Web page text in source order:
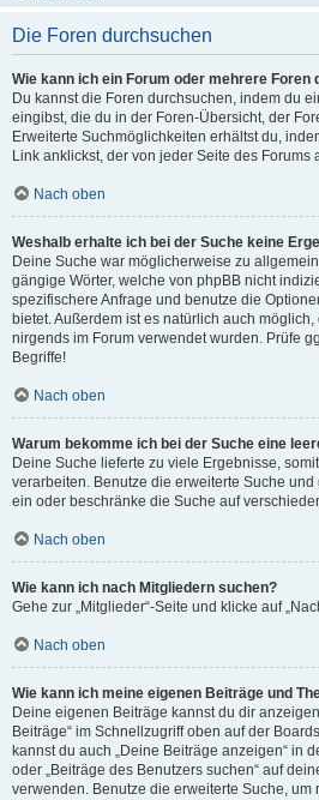
Die Foren durchsuchen
Wie kann ich ein Forum oder mehrere Foren
Du kannst die Foren durchsuchen, indem du
eingibst, die du in der Foren-Übersicht, der
Erweiterte Suchmöglichkeiten erhältst du,
Link anklickst, der von jeder Seite des Forums
Nach oben
Weshalb erhalte ich bei der Suche keine
Deine Suche war möglicherweise zu
gängige Wörter, welche von phpBB nicht
spezifischere Anfrage und benutze die
bietet. Außerdem ist es natürlich auch
nirgends im Forum verwendet wurden. Prüfe
Begriffe!
Nach oben
Warum bekomme ich bei der Suche eine
Deine Suche lieferte zu viele Ergebnisse,
verarbeiten. Benutze die erweiterte Suche
ein oder beschränke die Suche auf
Nach oben
Wie kann ich nach Mitgliedern suchen?
Gehe zur „Mitglieder“-Seite und klicke auf
Nach oben
Wie kann ich meine eigenen Beiträge und
Deine eigenen Beiträge kannst du dir
Beiträge“ im Schnellzugriff oben auf der
kannst du auch „Deine Beiträge anzeigen“ in
oder „Beiträge des Benutzers suchen“ auf
verwenden. Benutze die erweiterte Suche, um